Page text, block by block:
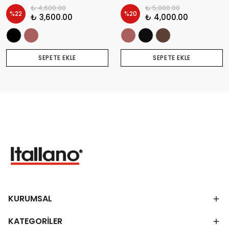
%22
₺ 4,600.00
₺ 3,600.00
SEPETE EKLE
%20
₺ 5,000.00
₺ 4,000.00
SEPETE EKLE
KURUMSAL
KATEGORİLER